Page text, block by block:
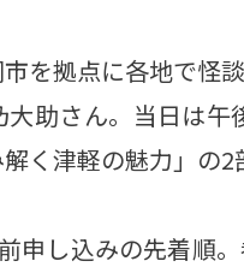
を拠点に各地で怪
助さん。当日は
く津軽の魅力」の2
申し込みの先着順